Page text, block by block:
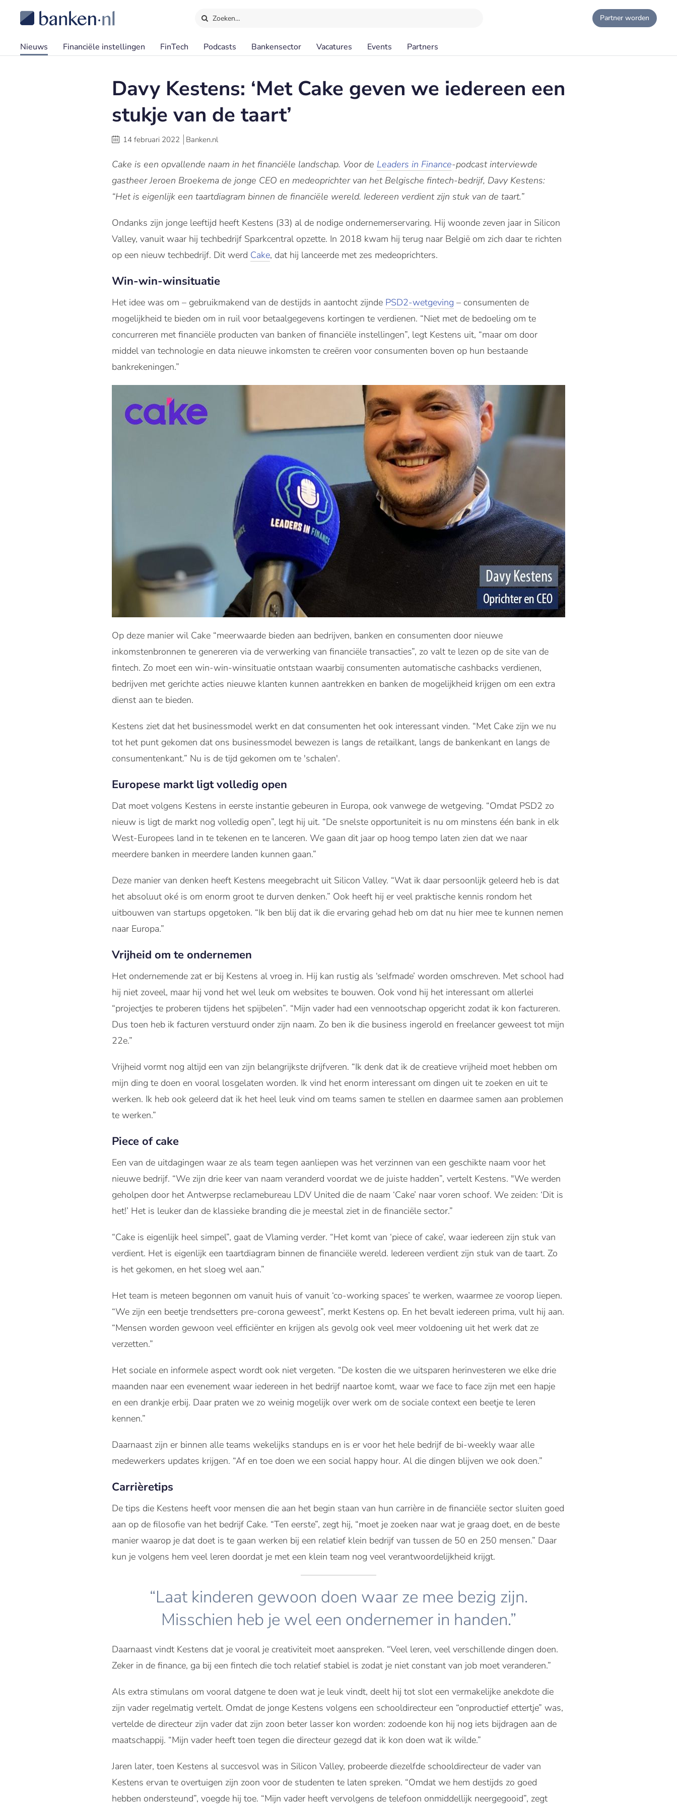
Zoeken… Partner worden
Nieuws Financiële instellingen FinTech Podcasts Bankensector Vacatures Events Partners
Davy Kestens: ‘Met Cake geven we iedereen een
stukje van de taart’
14 februari 2022 Banken.nl
Cake is een opvallende naam in het financiële landschap. Voor de Leaders in Finance-podcast interviewde
gastheer Jeroen Broekema de jonge CEO en medeoprichter van het Belgische fintech-bedrijf, Davy Kestens:
“Het is eigenlijk een taartdiagram binnen de financiële wereld. Iedereen verdient zijn stuk van de taart.”
Ondanks zijn jonge leeftijd heeft Kestens (33) al de nodige ondernemerservaring. Hij woonde zeven jaar in Silicon
Valley, vanuit waar hij techbedrijf Sparkcentral opzette. In 2018 kwam hij terug naar België om zich daar te richten
op een nieuw techbedrijf. Dit werd Cake, dat hij lanceerde met zes medeoprichters.
Win-win-winsituatie
Het idee was om – gebruikmakend van de destijds in aantocht zijnde PSD2-wetgeving – consumenten de
mogelijkheid te bieden om in ruil voor betaalgegevens kortingen te verdienen. “Niet met de bedoeling om te
concurreren met financiële producten van banken of financiële instellingen”, legt Kestens uit, “maar om door
middel van technologie en data nieuwe inkomsten te creëren voor consumenten boven op hun bestaande
bankrekeningen.”
Op deze manier wil Cake “meerwaarde bieden aan bedrijven, banken en consumenten door nieuwe
inkomstenbronnen te genereren via de verwerking van financiële transacties”, zo valt te lezen op de site van de
fintech. Zo moet een win-win-winsituatie ontstaan waarbij consumenten automatische cashbacks verdienen,
bedrijven met gerichte acties nieuwe klanten kunnen aantrekken en banken de mogelijkheid krijgen om een extra
dienst aan te bieden.
Kestens ziet dat het businessmodel werkt en dat consumenten het ook interessant vinden. “Met Cake zijn we nu
tot het punt gekomen dat ons businessmodel bewezen is langs de retailkant, langs de bankenkant en langs de
consumentenkant.” Nu is de tijd gekomen om te 'schalen'.
Europese markt ligt volledig open
Dat moet volgens Kestens in eerste instantie gebeuren in Europa, ook vanwege de wetgeving. “Omdat PSD2 zo
nieuw is ligt de markt nog volledig open”, legt hij uit. “De snelste opportuniteit is nu om minstens één bank in elk
West-Europees land in te tekenen en te lanceren. We gaan dit jaar op hoog tempo laten zien dat we naar
meerdere banken in meerdere landen kunnen gaan.”
Deze manier van denken heeft Kestens meegebracht uit Silicon Valley. “Wat ik daar persoonlijk geleerd heb is dat
het absoluut oké is om enorm groot te durven denken.” Ook heeft hij er veel praktische kennis rondom het
uitbouwen van startups opgetoken. “Ik ben blij dat ik die ervaring gehad heb om dat nu hier mee te kunnen nemen
naar Europa.”
Vrijheid om te ondernemen
Het ondernemende zat er bij Kestens al vroeg in. Hij kan rustig als ‘selfmade’ worden omschreven. Met school had
hij niet zoveel, maar hij vond het wel leuk om websites te bouwen. Ook vond hij het interessant om allerlei
“projectjes te proberen tijdens het spijbelen”. “Mijn vader had een vennootschap opgericht zodat ik kon factureren.
Dus toen heb ik facturen verstuurd onder zijn naam. Zo ben ik die business ingerold en freelancer geweest tot mijn
22e.”
Vrijheid vormt nog altijd een van zijn belangrijkste drijfveren. “Ik denk dat ik de creatieve vrijheid moet hebben om
mijn ding te doen en vooral losgelaten worden. Ik vind het enorm interessant om dingen uit te zoeken en uit te
werken. Ik heb ook geleerd dat ik het heel leuk vind om teams samen te stellen en daarmee samen aan problemen
te werken.”
Piece of cake
Een van de uitdagingen waar ze als team tegen aanliepen was het verzinnen van een geschikte naam voor het
nieuwe bedrijf. “We zijn drie keer van naam veranderd voordat we de juiste hadden”, vertelt Kestens. "We werden
geholpen door het Antwerpse reclamebureau LDV United die de naam ‘Cake’ naar voren schoof. We zeiden: ‘Dit is
het!’ Het is leuker dan de klassieke branding die je meestal ziet in de financiële sector.”
“Cake is eigenlijk heel simpel”, gaat de Vlaming verder. “Het komt van ‘piece of cake’, waar iedereen zijn stuk van
verdient. Het is eigenlijk een taartdiagram binnen de financiële wereld. Iedereen verdient zijn stuk van de taart. Zo
is het gekomen, en het sloeg wel aan.”
Het team is meteen begonnen om vanuit huis of vanuit ‘co-working spaces’ te werken, waarmee ze voorop liepen.
“We zijn een beetje trendsetters pre-corona geweest”, merkt Kestens op. En het bevalt iedereen prima, vult hij aan.
“Mensen worden gewoon veel efficiënter en krijgen als gevolg ook veel meer voldoening uit het werk dat ze
verzetten.”
Het sociale en informele aspect wordt ook niet vergeten. “De kosten die we uitsparen herinvesteren we elke drie
maanden naar een evenement waar iedereen in het bedrijf naartoe komt, waar we face to face zijn met een hapje
en een drankje erbij. Daar praten we zo weinig mogelijk over werk om de sociale context een beetje te leren
kennen.”
Daarnaast zijn er binnen alle teams wekelijks standups en is er voor het hele bedrijf de bi-weekly waar alle
medewerkers updates krijgen. “Af en toe doen we een social happy hour. Al die dingen blijven we ook doen.”
Carrièretips
De tips die Kestens heeft voor mensen die aan het begin staan van hun carrière in de financiële sector sluiten goed
aan op de filosofie van het bedrijf Cake. “Ten eerste”, zegt hij, “moet je zoeken naar wat je graag doet, en de beste
manier waarop je dat doet is te gaan werken bij een relatief klein bedrijf van tussen de 50 en 250 mensen.” Daar
kun je volgens hem veel leren doordat je met een klein team nog veel verantwoordelijkheid krijgt.
“Laat kinderen gewoon doen waar ze mee bezig zijn.
Misschien heb je wel een ondernemer in handen.”
Daarnaast vindt Kestens dat je vooral je creativiteit moet aanspreken. “Veel leren, veel verschillende dingen doen.
Zeker in de finance, ga bij een fintech die toch relatief stabiel is zodat je niet constant van job moet veranderen.”
Als extra stimulans om vooral datgene te doen wat je leuk vindt, deelt hij tot slot een vermakelijke anekdote die
zijn vader regelmatig vertelt. Omdat de jonge Kestens volgens een schooldirecteur een “onproductief ettertje” was,
vertelde de directeur zijn vader dat zijn zoon beter lasser kon worden: zodoende kon hij nog iets bijdragen aan de
maatschappij. “Mijn vader heeft toen tegen die directeur gezegd dat ik kon doen wat ik wilde.”
Jaren later, toen Kestens al succesvol was in Silicon Valley, probeerde diezelfde schooldirecteur de vader van
Kestens ervan te overtuigen zijn zoon voor de studenten te laten spreken. “Omdat we hem destijds zo goed
hebben ondersteund”, voegde hij toe. “Mijn vader heeft vervolgens de telefoon onmiddellijk neergegooid”, zegt